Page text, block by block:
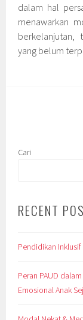
dalam hal
menawarkan
berkelanjutan,
yang belum
Cari
RECENT
Pendidikan
Peran PAUD
Emosional Anak